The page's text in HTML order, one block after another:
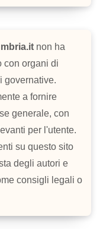
non ha
con organi di
governative.
a fornire
generale, con
per l'utente.
su questo sito
degli autori e
consigli legali o